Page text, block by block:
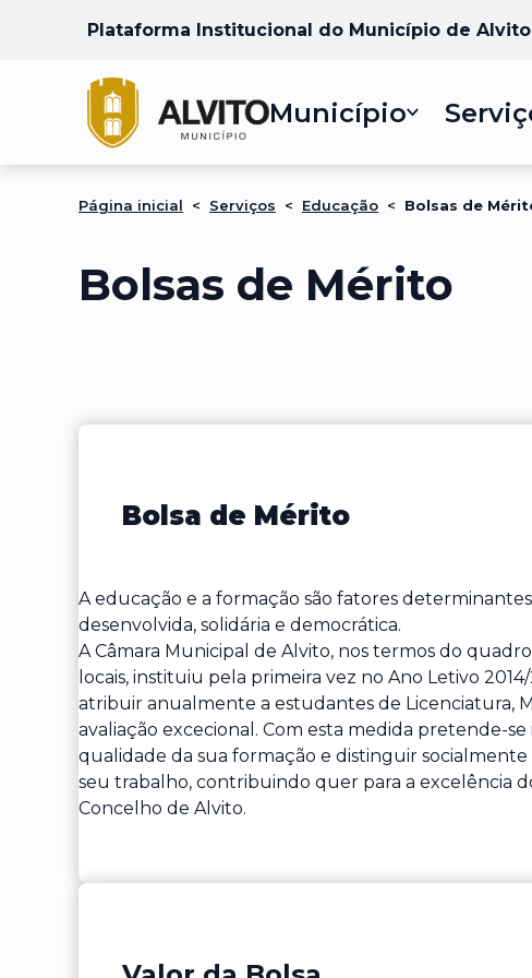
Plataforma Institucional do Município de Alvito
Município
Página inicial < Serviços < Educação < Bolsas de
Bolsas de Mérito
Bolsa de Mérito
A educação e a formação são fatores
desenvolvida, solidária e democrática.
A Câmara Municipal de Alvito, nos termos do
locais, instituiu pela primeira vez no Ano Letivo
atribuir anualmente a estudantes de Licenciatura,
avaliação excecional. Com esta medida pretende-
qualidade da sua formação e distinguir
seu trabalho, contribuindo quer para a excelência
Concelho de Alvito.